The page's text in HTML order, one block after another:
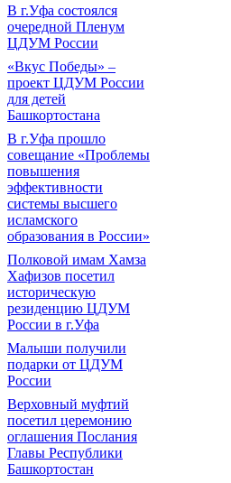
В г.Уфа состоялся
очередной Пленум
ЦДУМ России
«Вкус Победы» –
проект ЦДУМ России
для детей
Башкортостана
В г.Уфа прошло
совещание «Проблемы
повышения
эффективности
системы высшего
исламского
образования в России»
Полковой имам Хамза
Хафизов посетил
историческую
резиденцию ЦДУМ
России в г.Уфа
Малыши получили
подарки от ЦДУМ
России
Верховный муфтий
посетил церемонию
оглашения Послания
Главы Республики
Башкортостан